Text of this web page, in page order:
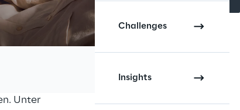
Challenges
Insights
Unter